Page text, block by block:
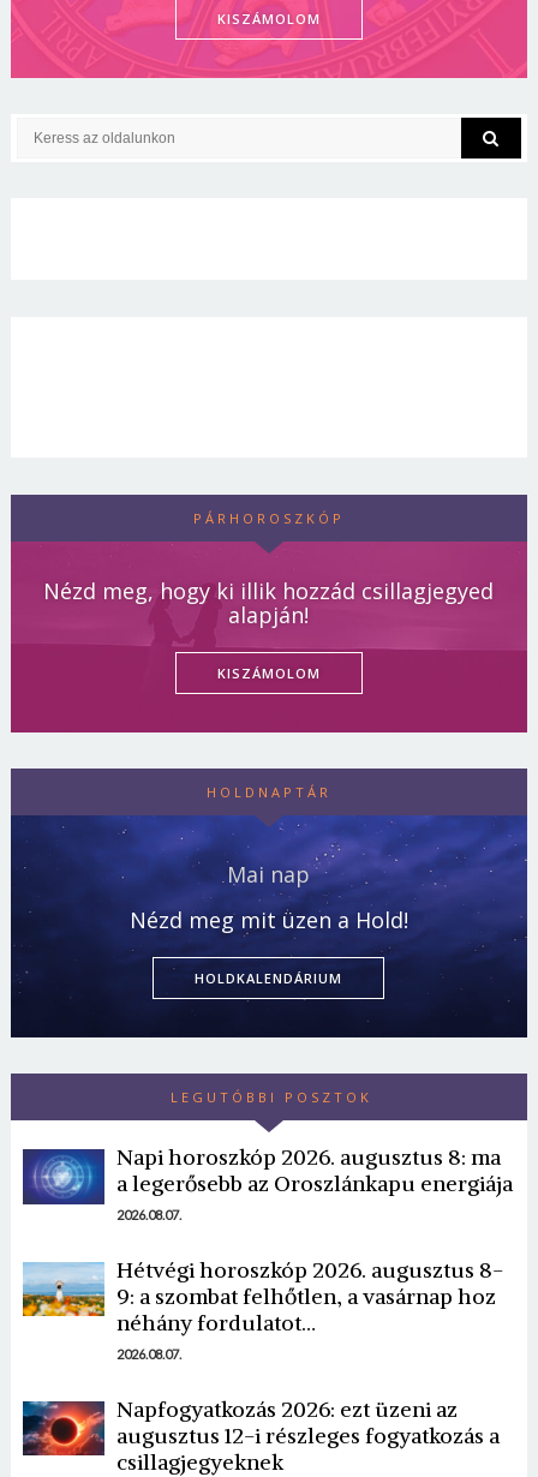
KISZÁMOLOM
PÁRHOROSZKÓP
Nézd meg, hogy ki illik hozzád csillagjegyed
alapján!
KISZÁMOLOM
HOLDNAPTÁR
Mai nap
Nézd meg mit üzen a Hold!
HOLDKALENDÁRIUM
LEGUTÓBBI POSZTOK
Napi horoszkóp 2026. augusztus 8: ma
a legerősebb az Oroszlánkapu energiája
2026.08.07.
Hétvégi horoszkóp 2026. augusztus 8-
9: a szombat felhőtlen, a vasárnap hoz
néhány fordulatot…
2026.08.07.
Napfogyatkozás 2026: ezt üzeni az
augusztus 12-i részleges fogyatkozás a
csillagjegyeknek